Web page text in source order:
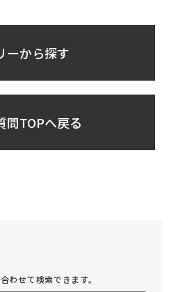
ーから探す
問TOPへ戻る
わせて検索できます。